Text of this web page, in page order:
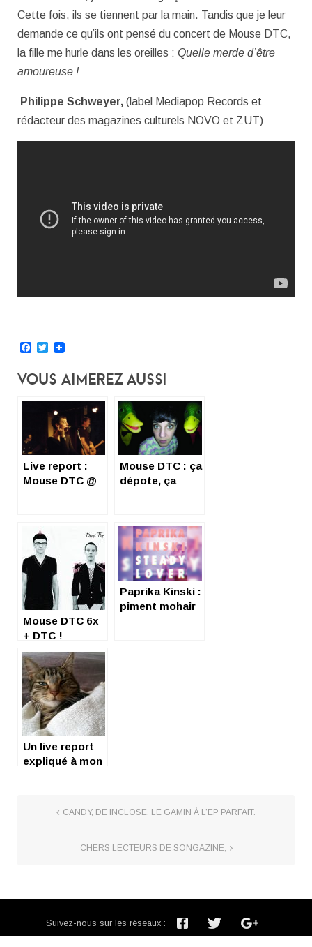
Cette fois, ils se tiennent par la main. Tandis que je leur
demande ce qu’ils ont pensé du concert de Mouse DTC,
la fille me hurle dans les oreilles : Quelle merde d’être
amoureuse !
Philippe Schweyer, (label Mediapop Records et
rédacteur des magazines culturels NOVO et ZUT)
Facebook
Twitter
Vous Aimerez Aussi
Live report :
Mouse DTC @
Mouse DTC : ça
dépote, ça
Mouse DTC 6x
+ DTC !
Paprika Kinski :
piment mohair
Un live report
expliqué à mon
CANDY, DE INCLOSE. LE GAMIN À L’EP PARFAIT.
CHERS LECTEURS DE SONGAZINE,
Suivez-nous sur les réseaux :